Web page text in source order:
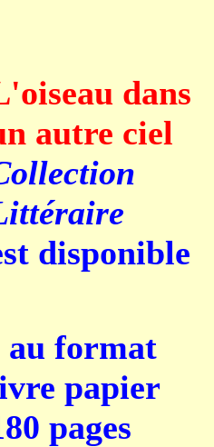
dans
autre ciel
disponible
au format
papier
pages